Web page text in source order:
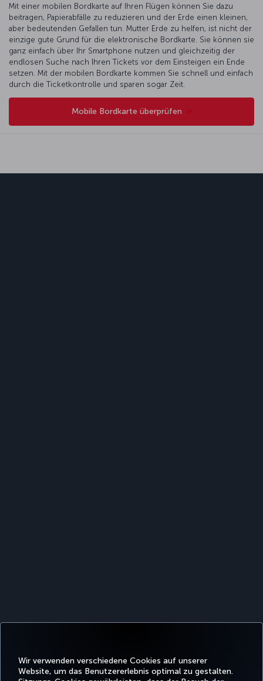
Wir verwenden verschiedene Cookies auf unserer
Website, um das Benutzererlebnis optimal zu gestalten.
Mit einer mobilen Bordkarte auf Ihren Flügen können Sie dazu
beitragen, Papierabfälle zu reduzieren und der Erde einen kleinen,
aber bedeutenden Gefallen tun. Mutter Erde zu helfen, ist nicht der
einzige gute Grund für die elektronische Bordkarte. Sie können sie
ganz einfach über Ihr Smartphone nutzen und gleichzeitig der
endlosen Suche nach Ihren Tickets vor dem Einsteigen ein Ende
setzen. Mit der mobilen Bordkarte kommen Sie schnell und einfach
durch die Ticketkontrolle und sparen sogar Zeit.
Mobile Bordkarte überprüfen